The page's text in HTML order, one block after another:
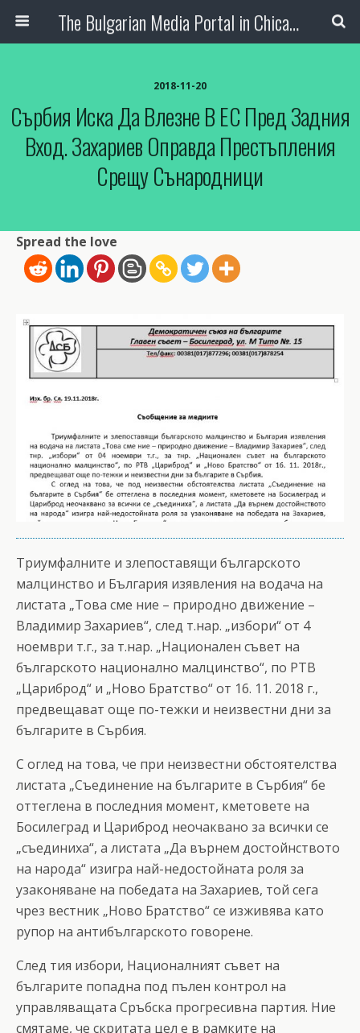
The Bulgarian Media Portal in Chicago
2018-11-20
Сърбия Иска Да Влезне В ЕС Пред Задния
Вход. Захариев Оправда Престъпления
Срещу Сънародници
Spread the love
Триумфалните и злепоставящи българското
малцинство и България изявления на водача на
листата „Това сме ние – природно движение –
Владимир Захариев“, след т.нар. „избори“ от 4
ноември т.г., за т.нар. „Национален съвет на
българското национално малцинство“, по РТВ
„Цариброд“ и „Ново Братство“ от 16. 11. 2018 г.,
предвещават още по-тежки и неизвестни дни за
българите в Сърбия.
С оглед на това, че при неизвестни обстоятелства
листата „Съединение на българите в Сърбия“ бе
оттеглена в последния момент, кметовете на
Босилеград и Цариброд неочаквано за всички се
„съединиха“, а листата „Да върнем достойнството
на народа“ изигра най-недостойната роля за
узаконяване на победата на Захариев, той сега
чрез вестник „Ново Братство“ се изживява като
рупор на антибългарското говорене.
След тия избори, Националният съвет на
българите попадна под пълен контрол на
управляващата Сръбска прогресивна партия. Ние
смятаме, че скритата цел е в рамките на